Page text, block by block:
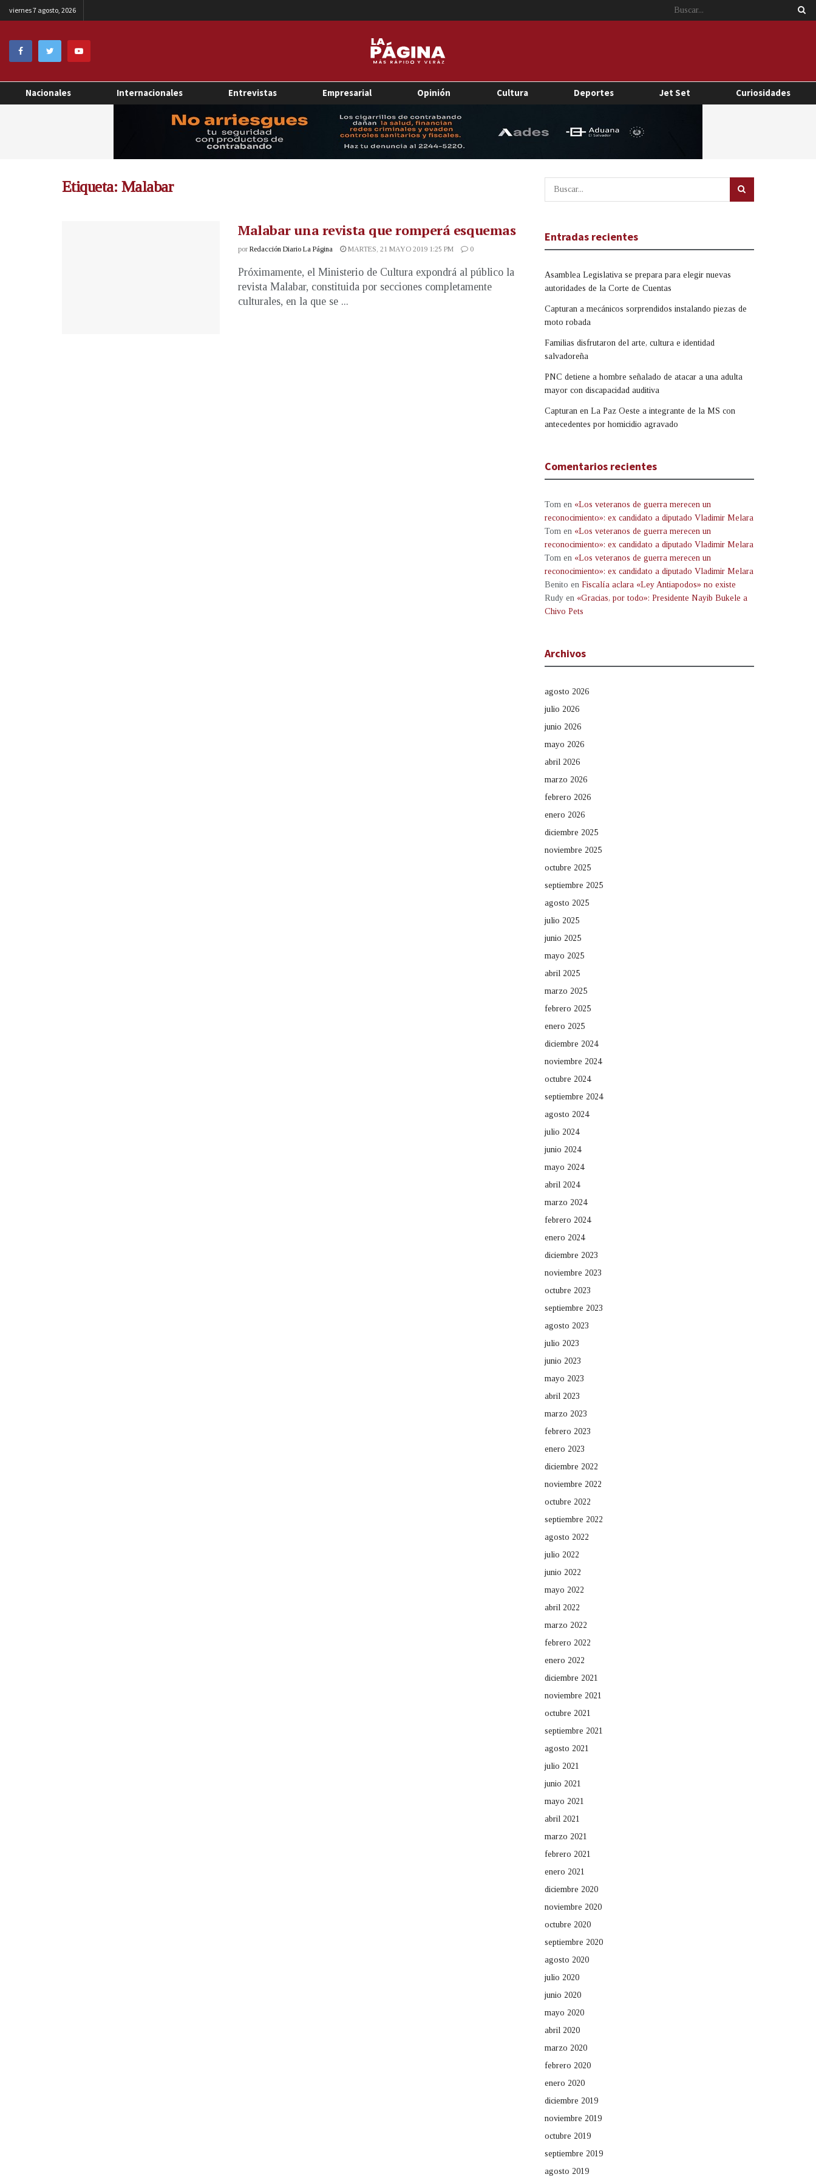
viernes 7 agosto, 2026
Nacionales Internacionales Entrevistas Empresarial Opinión Cultura Deportes Jet Set Curiosidades
Etiqueta: Malabar
Malabar una revista que romperá esquemas
por Redacción Diario La Página MARTES, 21 MAYO 2019 1:25 PM 0
Próximamente, el Ministerio de Cultura expondrá al público la
revista Malabar, constituida por secciones completamente
culturales, en la que se ...
Entradas recientes
Asamblea Legislativa se prepara para elegir nuevas
autoridades de la Corte de Cuentas
Capturan a mecánicos sorprendidos instalando piezas de
moto robada
Familias disfrutaron del arte, cultura e identidad
salvadoreña
PNC detiene a hombre señalado de atacar a una adulta
mayor con discapacidad auditiva
Capturan en La Paz Oeste a integrante de la MS con
antecedentes por homicidio agravado
Comentarios recientes
Tom en «Los veteranos de guerra merecen un
reconocimiento»: ex candidato a diputado Vladimir Melara
Tom en «Los veteranos de guerra merecen un
reconocimiento»: ex candidato a diputado Vladimir Melara
Tom en «Los veteranos de guerra merecen un
reconocimiento»: ex candidato a diputado Vladimir Melara
Benito en Fiscalía aclara «Ley Antiapodos» no existe
Rudy en «Gracias, por todo»: Presidente Nayib Bukele a
Chivo Pets
Archivos
agosto 2026
julio 2026
junio 2026
mayo 2026
abril 2026
marzo 2026
febrero 2026
enero 2026
diciembre 2025
noviembre 2025
octubre 2025
septiembre 2025
agosto 2025
julio 2025
junio 2025
mayo 2025
abril 2025
marzo 2025
febrero 2025
enero 2025
diciembre 2024
noviembre 2024
octubre 2024
septiembre 2024
agosto 2024
julio 2024
junio 2024
mayo 2024
abril 2024
marzo 2024
febrero 2024
enero 2024
diciembre 2023
noviembre 2023
octubre 2023
septiembre 2023
agosto 2023
julio 2023
junio 2023
mayo 2023
abril 2023
marzo 2023
febrero 2023
enero 2023
diciembre 2022
noviembre 2022
octubre 2022
septiembre 2022
agosto 2022
julio 2022
junio 2022
mayo 2022
abril 2022
marzo 2022
febrero 2022
enero 2022
diciembre 2021
noviembre 2021
octubre 2021
septiembre 2021
agosto 2021
julio 2021
junio 2021
mayo 2021
abril 2021
marzo 2021
febrero 2021
enero 2021
diciembre 2020
noviembre 2020
octubre 2020
septiembre 2020
agosto 2020
julio 2020
junio 2020
mayo 2020
abril 2020
marzo 2020
febrero 2020
enero 2020
diciembre 2019
noviembre 2019
octubre 2019
septiembre 2019
agosto 2019